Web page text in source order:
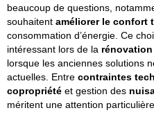
beaucoup de questions,
souhaitent améliorer le confort
consommation d’énergie. Ce
intéressant lors de la
lorsque les anciennes solutions
actuelles. Entre contraintes
copropriété et gestion des
méritent une attention